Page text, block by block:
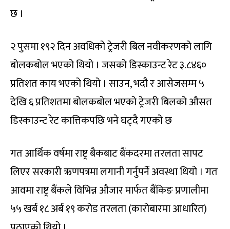
छ ।
२ पुसमा १९२ दिन अवधिको ट्रेजरी बिल नवीकरणको लागि
बोलकबोल भएको थियो । जसको डिस्काउन्ट रेट ३.८४६०
प्रतिशत काय भएको थियो । साउन, भदौ र आसेजसम्म ५
देखि ६ प्रतिशतमा बोलकबोल भएको ट्रेजरी बिलको औसत
डिस्काउन्ट रेट कात्तिकपछि भने घट्दै गएको छ
गत आर्थिक वर्षमा राष्ट्र बैकबाट बैंकदरमा तरलता सापट
लिएर सरकारी ऋणपत्रमा लगानी गर्नुपर्ने अवस्था थियो । गत
आवमा राष्ट्र बैंकले विभिन्न औजार मार्फत बैंकिङ प्रणालीमा
५५ खर्ब १८ अर्ब १९ करोड तरलता (कारोबारमा आधारित)